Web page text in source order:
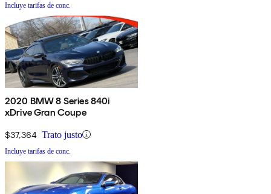
Incluye tarifas de conc.
2020 BMW 8 Series 840i
xDrive Gran Coupe
$37,364 Trato justo
Incluye tarifas de conc.